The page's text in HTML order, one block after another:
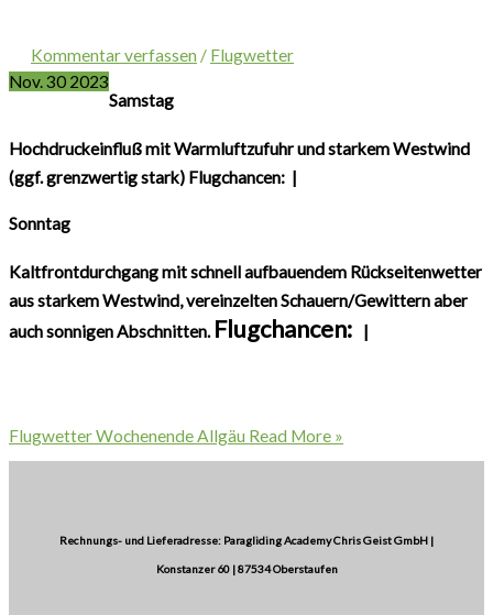
Kommentar verfassen / Flugwetter
Nov.30 2023
Samstag
Hochdruckeinfluß mit Warmluftzufuhr und starkem Westwind
(ggf. grenzwertig stark) Flugchancen: |
Sonntag
Kaltfrontdurchgang mit schnell aufbauendem Rückseitenwetter
aus starkem Westwind, vereinzelten Schauern/Gewittern aber
auch sonnigen Abschnitten. Flugchancen: |
Flugwetter Wochenende Allgäu Read More »
Rechnungs- und Lieferadresse: Paragliding Academy Chris Geist GmbH |
Konstanzer 60 | 87534 Oberstaufen